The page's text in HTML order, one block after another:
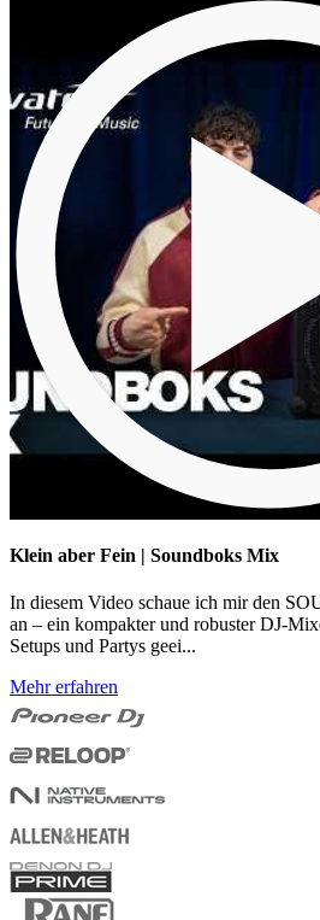
Klein aber Fein | Soundboks Mix
In diesem Video schaue ich mir den
an – ein kompakter und robuster DJ-
Setups und Partys geei...
Mehr erfahren